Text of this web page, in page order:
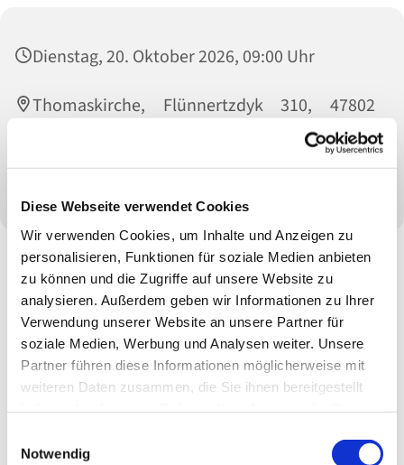
Diese Webseite verwendet Cookies
Wir verwenden Cookies, um Inhalte und Anzeigen zu
personalisieren, Funktionen für soziale Medien anbieten
zu können und die Zugriffe auf unsere Website zu
analysieren. Außerdem geben wir Informationen zu Ihrer
Verwendung unserer Website an unsere Partner für
soziale Medien, Werbung und Analysen weiter. Unsere
Partner führen diese Informationen möglicherweise mit
weiteren Daten zusammen, die Sie ihnen bereitgestellt
Notwendig
Dienstag, 20. Oktober 2026, 09:00 Uhr
Thomaskirche, Flünnertzdyk 310, 47802